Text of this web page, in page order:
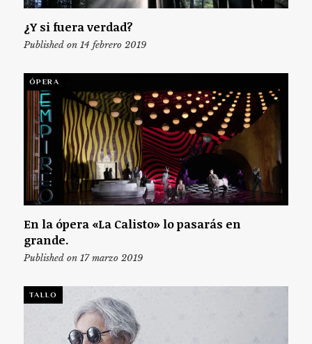
¿Y si fuera verdad?
Published on 14 febrero 2019
ÓPERA
En la ópera «La Calisto» lo pasarás en
grande.
Published on 17 marzo 2019
TALLO